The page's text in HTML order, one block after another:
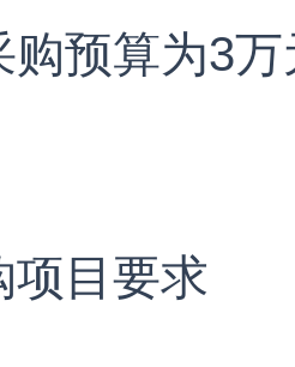
购预算为3
项目要求